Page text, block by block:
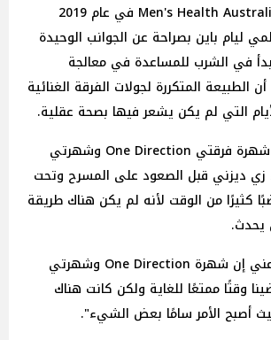
أثناء حديثه إلى Men's Health Australia في عام 2019
ليام باين بصراحة عن الجوانب الوحيدة
في الشرب للمساعدة في معالجة
الطبيعة المتكررة لجولات الفرقة الغنائية
التي لم يكن يشعر فيها بصحة عقلية.
قال ليام باين: "إن شهرة فرقتي One Direction وشهرتي
زي ديزني قبل الصعود على المسرح وتحت
كثيرًا من الوقت لأنه لم يكن هناك طريقة
يحدث.
وأضاف ليام باين أعني إن شهرة One Direction وشهرتي
وقتًا ممتعًا للغاية ولكن كانت هناك
أصبح الأمر سامًا بعض الشيء".